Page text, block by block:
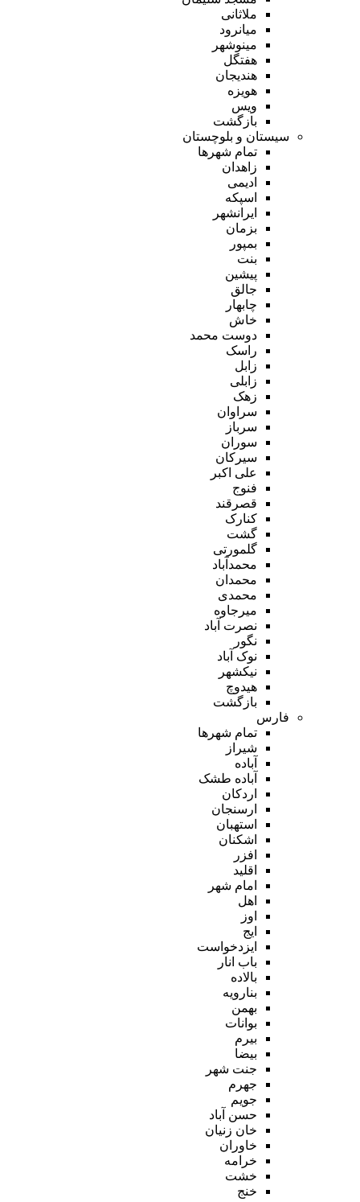
ملاثانی
میانرود
مینوشهر
هفتگل
هندیجان
هویزه
ویس
بازگشت
سیستان و بلوچستان
تمام شهر‌ها
زاهدان
ادیمی
اسپکه
ایرانشهر
بزمان
بمپور
بنت
پیشین
جالق
چابهار
خاش
دوست محمد
راسک
زابل
زابلی
زهک
سراوان
سرباز
سوران
سیرکان
علی اکبر
فنوج
قصرقند
کنارک
گشت
گلمورتی
محمدآباد
محمدان
محمدی
میرجاوه
نصرت آباد
نگور
نوک آباد
نیکشهر
هیدوچ
بازگشت
فارس
تمام شهر‌ها
شیراز
آباده
آباده طشک
اردکان
ارسنجان
استهبان
اشکنان
افزر
اقلید
امام شهر
اهل
اوز
ایج
ایزدخواست
باب انار
بالاده
بنارویه
بهمن
بوانات
بیرم
بیضا
جنت شهر
جهرم
جویم
حسن آباد
خان زنیان
خاوران
خرامه
خشت
خنج